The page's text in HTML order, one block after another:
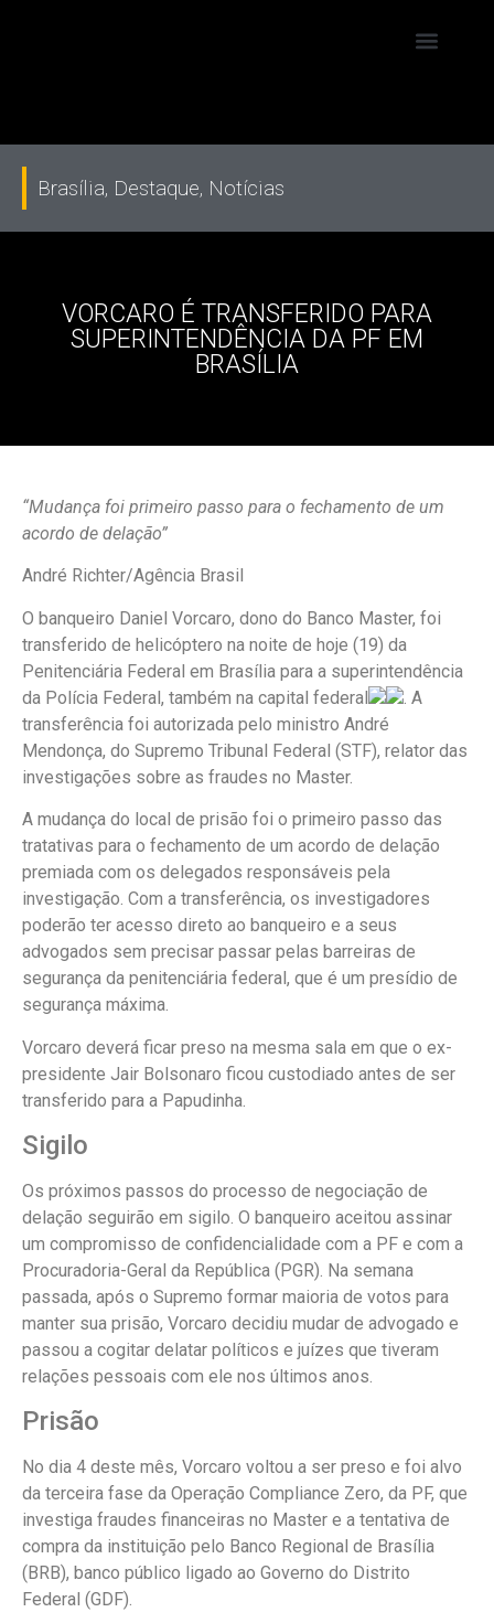
Brasília, Destaque, Notícias
VORCARO É TRANSFERIDO PARA
SUPERINTENDÊNCIA DA PF EM
BRASÍLIA
“Mudança foi primeiro passo para o fechamento de um
acordo de delação”
André Richter/Agência Brasil
O banqueiro Daniel Vorcaro, dono do Banco Master, foi
transferido de helicóptero na noite de hoje (19) da
Penitenciária Federal em Brasília para a superintendência
da Polícia Federal, também na capital federal
. A
transferência foi autorizada pelo ministro André
Mendonça, do Supremo Tribunal Federal (STF), relator das
investigações sobre as fraudes no Master.
A mudança do local de prisão foi o primeiro passo das
tratativas para o fechamento de um acordo de delação
premiada com os delegados responsáveis pela
investigação. Com a transferência, os investigadores
poderão ter acesso direto ao banqueiro e a seus
advogados sem precisar passar pelas barreiras de
segurança da penitenciária federal, que é um presídio de
segurança máxima.
Vorcaro deverá ficar preso na mesma sala em que o ex-
presidente Jair Bolsonaro ficou custodiado antes de ser
transferido para a Papudinha.
Sigilo
Os próximos passos do processo de negociação de
delação seguirão em sigilo. O banqueiro aceitou assinar
um compromisso de confidencialidade com a PF e com a
Procuradoria-Geral da República (PGR). Na semana
passada, após o Supremo formar maioria de votos para
manter sua prisão, Vorcaro decidiu mudar de advogado e
passou a cogitar delatar políticos e juízes que tiveram
relações pessoais com ele nos últimos anos.
Prisão
No dia 4 deste mês, Vorcaro voltou a ser preso e foi alvo
da terceira fase da Operação Compliance Zero, da PF, que
investiga fraudes financeiras no Master e a tentativa de
compra da instituição pelo Banco Regional de Brasília
(BRB), banco público ligado ao Governo do Distrito
Federal (GDF).